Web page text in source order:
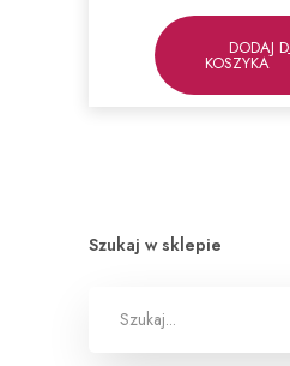
DODAJ
KOSZYKA
Szukaj w sklepie